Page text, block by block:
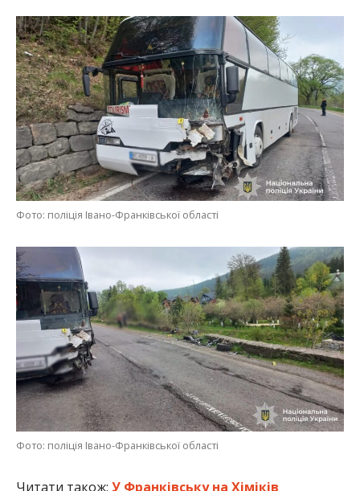
Фото: поліція Івано-Франківської області
Фото: поліція Івано-Франківської області
Читати також: У Франківську на Хіміків